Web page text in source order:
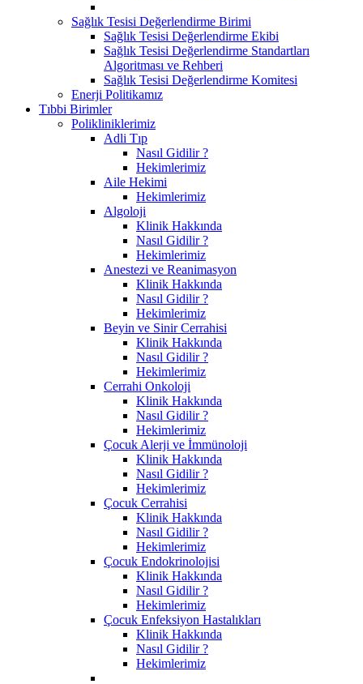
Sağlık Tesisi Değerlendirme Birimi
Sağlık Tesisi Değerlendirme Ekibi
Sağlık Tesisi Değerlendirme Standartları
Algoritması ve Rehberi
Sağlık Tesisi Değerlendirme Komitesi
Enerji Politikamız
Tıbbi Birimler
Polikliniklerimiz
Adli Tıp
Nasıl Gidilir ?
Hekimlerimiz
Aile Hekimi
Hekimlerimiz
Algoloji
Klinik Hakkında
Nasıl Gidilir ?
Hekimlerimiz
Anestezi ve Reanimasyon
Klinik Hakkında
Nasıl Gidilir ?
Hekimlerimiz
Beyin ve Sinir Cerrahisi
Klinik Hakkında
Nasıl Gidilir ?
Hekimlerimiz
Cerrahi Onkoloji
Klinik Hakkında
Nasıl Gidilir ?
Hekimlerimiz
Çocuk Alerji ve İmmünoloji
Klinik Hakkında
Nasıl Gidilir ?
Hekimlerimiz
Çocuk Cerrahisi
Klinik Hakkında
Nasıl Gidilir ?
Hekimlerimiz
Çocuk Endokrinolojisi
Klinik Hakkında
Nasıl Gidilir ?
Hekimlerimiz
Çocuk Enfeksiyon Hastalıkları
Klinik Hakkında
Nasıl Gidilir ?
Hekimlerimiz